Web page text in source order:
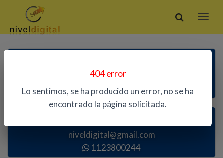
404 error
Lo sentimos, se ha producido un error, no se ha
encontrado la página solicitada.
niveldigital@gmail.com
1123800244